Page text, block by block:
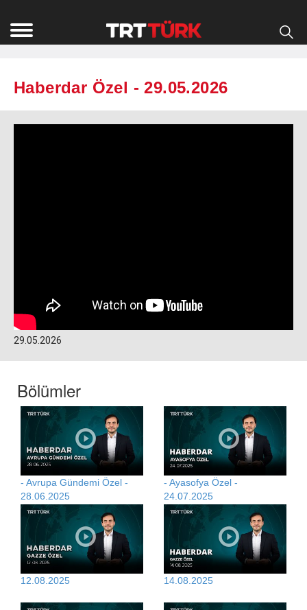
Haberdar Özel - 29.05.2026
29.05.2026
Bölümler
- Avrupa Gündemi Özel -
28.06.2025
- Ayasofya Özel -
24.07.2025
12.08.2025 14.08.2025